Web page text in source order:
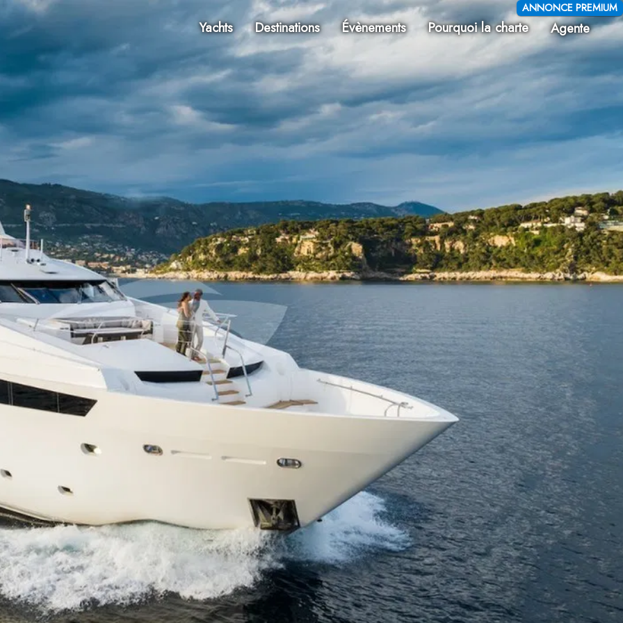
Yachts Destinations Évènements Pourquoi la charte Agente
ANNONCE PREMIUM